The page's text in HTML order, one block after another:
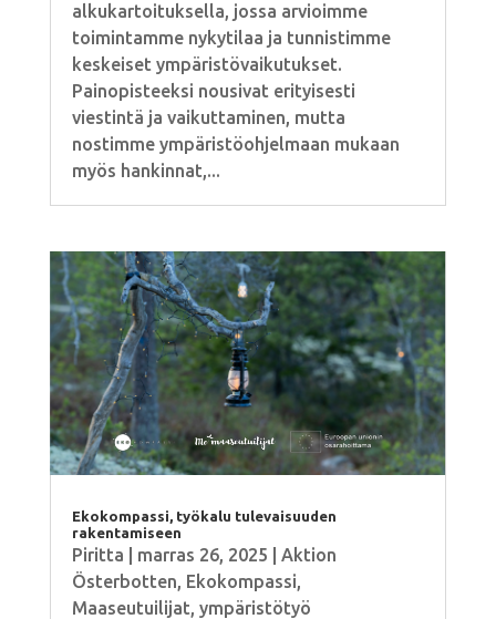
alkukartoituksella, jossa arvioimme
toimintamme nykytilaa ja tunnistimme
keskeiset ympäristövaikutukset.
Painopisteeksi nousivat erityisesti
viestintä ja vaikuttaminen, mutta
nostimme ympäristöohjelmaan mukaan
myös hankinnat,...
Ekokompassi, työkalu tulevaisuuden
rakentamiseen
Piritta marras 26, 2025
Aktion
Österbotten, Ekokompassi,
Maaseutuilijat, ympäristötyö